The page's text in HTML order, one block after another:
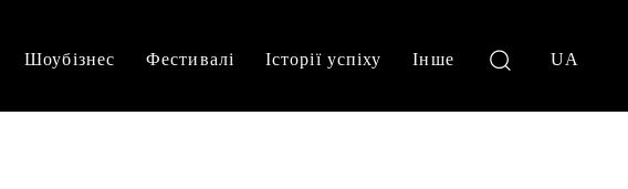
Шоубізнес Фестивалі Історії успіху Інше UA